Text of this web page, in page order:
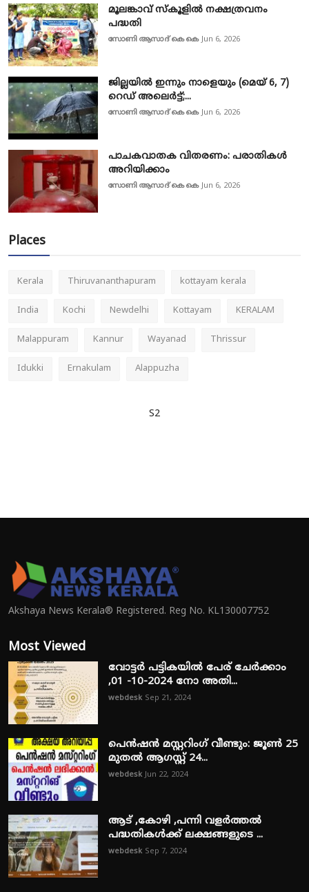
മൂലങ്കാവ് സ്കൂളിൽ നക്ഷത്രവനം
പദ്ധതി
സോണി ആസാദ് കെ കെ Jun 6, 2026
ജില്ലയിൽ ഇന്നും നാളെയും (മെയ് 6, 7)
റെഡ് അലെർട്ട്;...
സോണി ആസാദ് കെ കെ Jun 6, 2026
പാചകവാതക വിതരണം: പരാതികൾ
അറിയിക്കാം
സോണി ആസാദ് കെ കെ Jun 6, 2026
Places
Kerala Thiruvananthapuram kottayam kerala
India Kochi Newdelhi Kottayam KERALAM
Malappuram Kannur Wayanad Thrissur
Idukki Ernakulam Alappuzha
S2
Akshaya News Kerala® Registered. Reg No. KL130007752
Most Viewed
വോട്ടർ പട്ടികയിൽ പേര് ചേർക്കാം
,01 -10-2024 നോ അതി...
webdesk Sep 21, 2024
പെൻഷൻ മസ്റ്ററിംഗ് വീണ്ടും: ജൂൺ 25
മുതൽ ആഗസ്റ്റ് 24...
webdesk Jun 22, 2024
ആട് ,കോഴി ,പന്നി വളർത്തൽ
പദ്ധതികൾക്ക് ലക്ഷങ്ങളുടെ ...
webdesk Sep 7, 2024